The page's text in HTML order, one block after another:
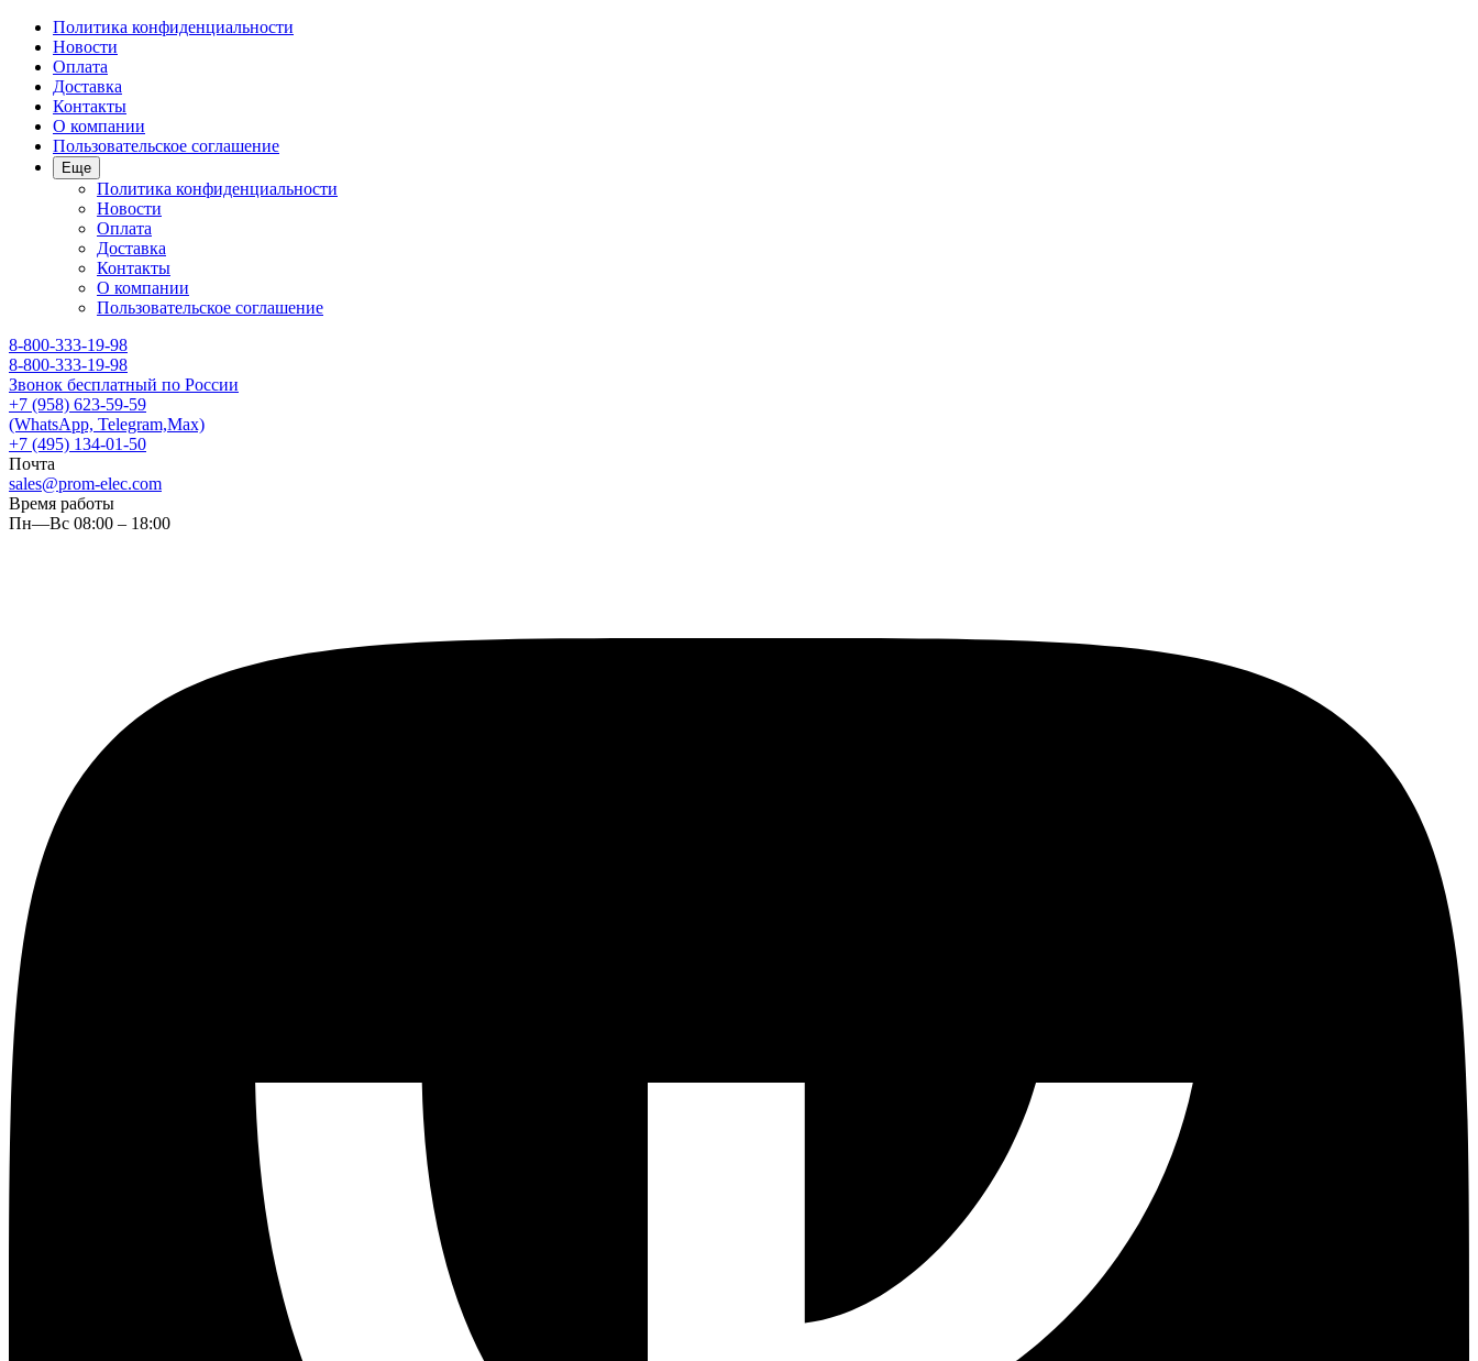
Политика конфиденциальности
Новости
Оплата
Доставка
Контакты
О компании
Пользовательское соглашение
Еще
Политика конфиденциальности
Новости
Оплата
Доставка
Контакты
О компании
Пользовательское соглашение
8-800-333-19-98
8-800-333-19-98
Звонок бесплатный по России
+7 (958) 623-59-59
(WhatsApp, Telegram,Max)
+7 (495) 134-01-50
Почта
sales@prom-elec.com
Время работы
Пн—Вс 08:00 – 18:00